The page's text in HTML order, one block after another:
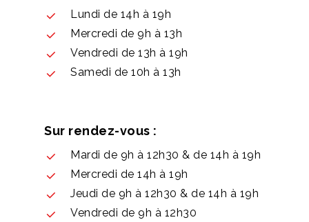
Lundi de 14h à 19h
Mercredi de 9h à 13h
Vendredi de 13h à 19h
Samedi de 10h à 13h
Sur rendez-vous :
Mardi de 9h à 12h30 & de 14h à 19h
Mercredi de 14h à 19h
Jeudi de 9h à 12h30 & de 14h à 19h
Vendredi de 9h à 12h30